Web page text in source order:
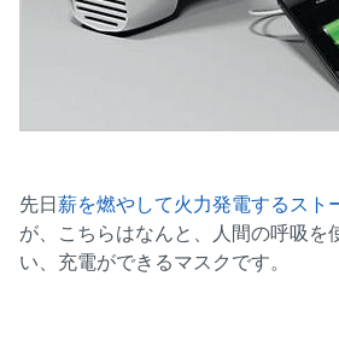
先日薪を燃やして火力発電するスト
が、こちらはなんと、人間の呼吸を
い、充電ができるマスクです。